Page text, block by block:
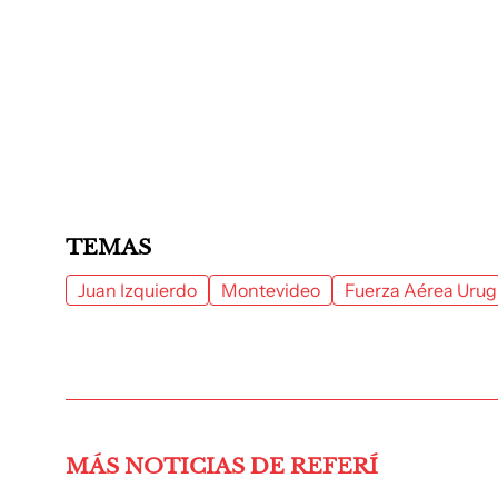
TEMAS
Juan Izquierdo Montevideo Fuerza Aérea
MÁS NOTICIAS DE REFERÍ